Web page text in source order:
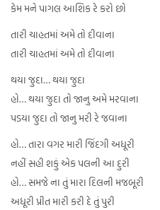
કેમ મને પાગલ આશિક રે કરો છો
તારી ચાહતમાં અમે તો દીવાના
તારી ચાહતમાં અમે તો દીવાના
થયા જુદા… થયા જુદા
હો… થયા જુદા તો જાનુ અમે મરવાના
પડયા જુદા તો જાનુ મરી રે જવાના
હો… તારા વગર મારી જિંદગી અધૂરી
નહીં સહી શકું એક પલની આ દુરી
હો… સમજે ના તું મારા દિલની મજબૂરી
અધૂરી પ્રીત મારી કરી દે તું પુરી